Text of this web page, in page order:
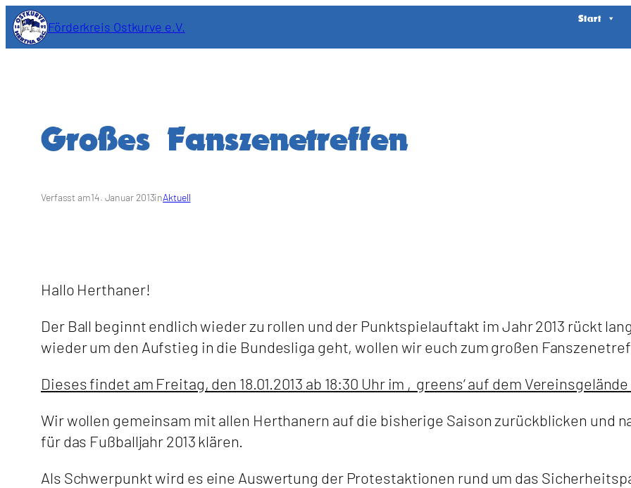
Zum
Inhalt
Förderkreis Ostkurve e.V.
Start
Großes Fanszenetreffen
Verfasst am14. Januar 2013inAktuell
Hallo Herthaner!
Der Ball beginnt endlich wieder zu rollen und der Punktspielauftakt im Jahr 2013 rückt
wieder um den Aufstieg in die Bundesliga geht, wollen wir euch zum großen
Dieses findet am Freitag, den 18.01.2013 ab 18:30 Uhr im ‚greens‘ auf dem
Wir wollen gemeinsam mit allen Herthanern auf die bisherige Saison zurückblicken und
für das Fußballjahr 2013 klären.
Als Schwerpunkt wird es eine Auswertung der Protestaktionen rund um das